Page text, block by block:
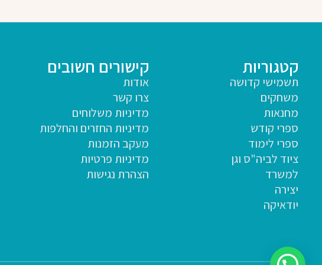
קטגוריות
תשמישי קדושה
משחקים
מחנאות
ספרי קודש
ספרי לימוד
ציוד לביה"ס וגן
למשרד
יצירה
יודאיקה
קישורים חשובים
אודות
צרו קשר
מדיניות משלוחים
מדיניות החזרים והחלפות
מעקב הזמנות
מדיניות פרטיות
הצהרת נגישות